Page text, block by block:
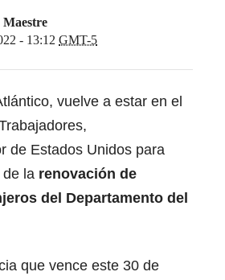
- 13:12 GMT-5
vuelve a estar en el
de Estados Unidos para
la renovación de
del Departamento del
que vence este 30 de